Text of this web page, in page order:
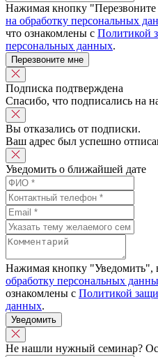
Нажимая кнопку "Перезвоните
на обработку персональных
что ознакомлены с Политикой
персональных данных.
Перезвоните мне
Подписка подтверждена
Спасибо, что подписались на
Вы отказались от подписки.
Ваш адрес был успешно
Уведомить о ближайшей дате
Нажимая кнопку "Уведомить",
обработку персональных
ознакомлены с Политикой
данных.
Уведомить
Не нашли нужный семинар?